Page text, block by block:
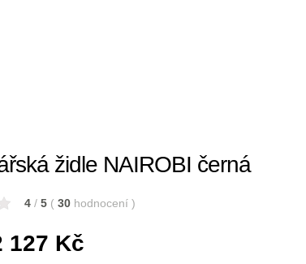
židle NAIROBI černá
4 / 5 ( 30 hodnocení )
127 Kč